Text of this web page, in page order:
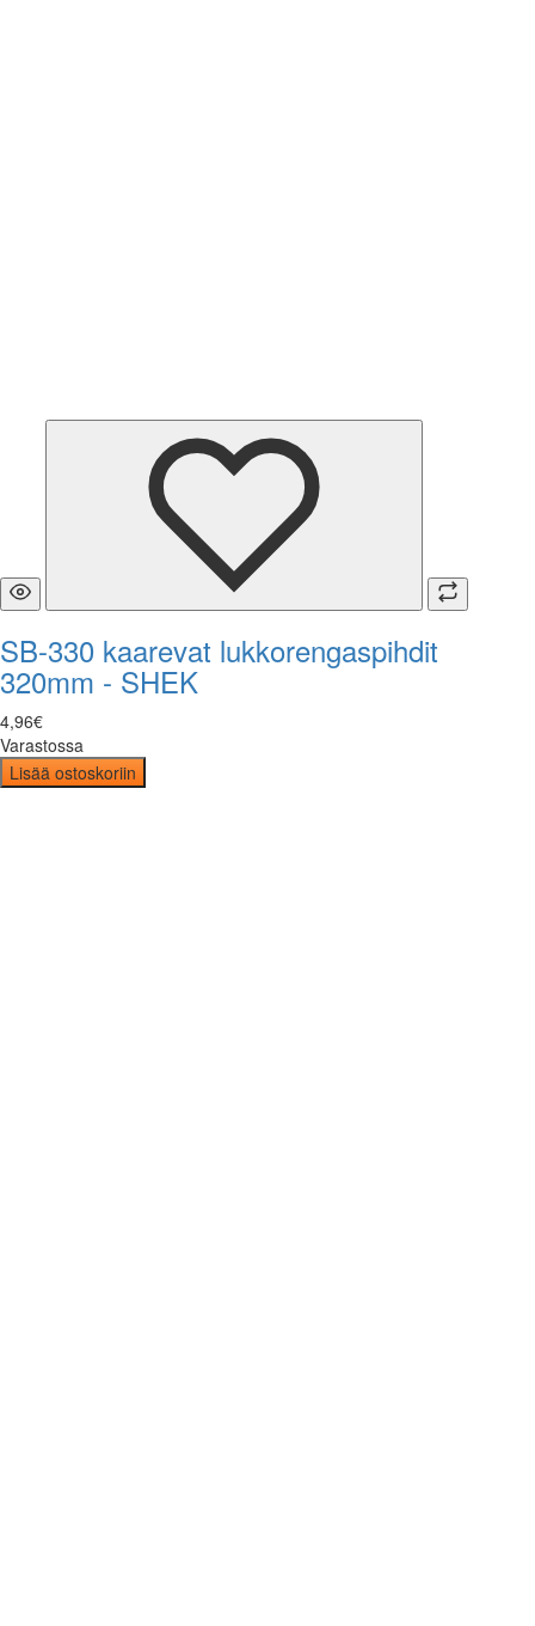
SB-330 kaarevat lukkorengaspihdit
320mm - SHEK
4,96€
Varastossa
Lisää ostoskoriin